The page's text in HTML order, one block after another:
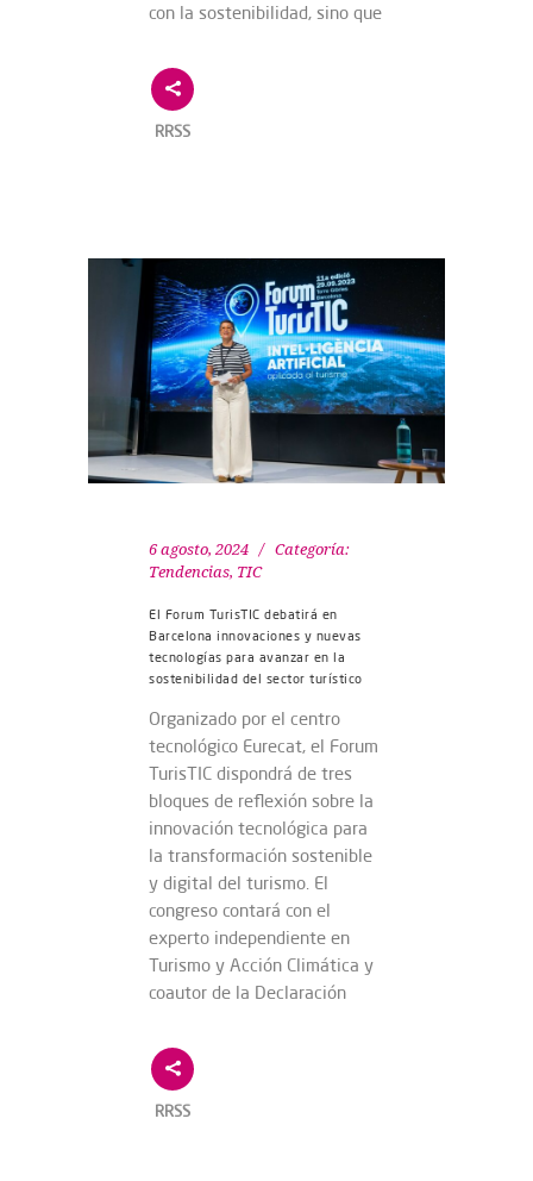
con la sostenibilidad, sino que
RRSS
6 agosto, 2024
Categoría:
Tendencias, TIC
El Forum TurisTIC debatirá en
Barcelona innovaciones y nuevas
tecnologías para avanzar en la
sostenibilidad del sector turístico
Organizado por el centro
tecnológico Eurecat, el Forum
TurisTIC dispondrá de tres
bloques de reflexión sobre la
innovación tecnológica para
la transformación sostenible
y digital del turismo. El
congreso contará con el
experto independiente en
Turismo y Acción Climática y
coautor de la Declaración
RRSS